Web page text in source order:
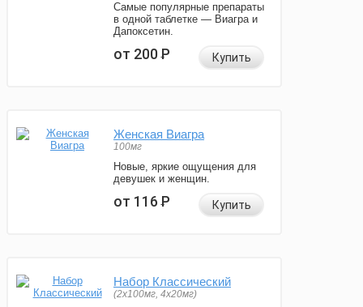
Самые популярные препараты
в одной таблетке — Виагра и
Дапоксетин.
от 200Р Купить
Женская Виагра
100мг
Новые, яркие ощущения для
девушек и женщин.
от 116Р Купить
Набор Классический
(2x100мг, 4x20мг)